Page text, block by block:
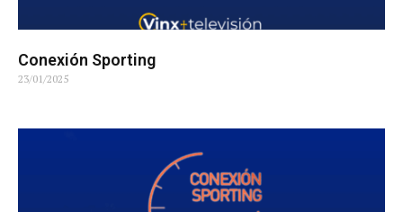
Conexión Sporting
23/01/2025